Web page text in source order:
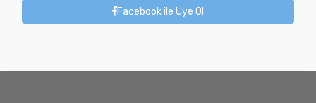
Facebook ile Üye Ol